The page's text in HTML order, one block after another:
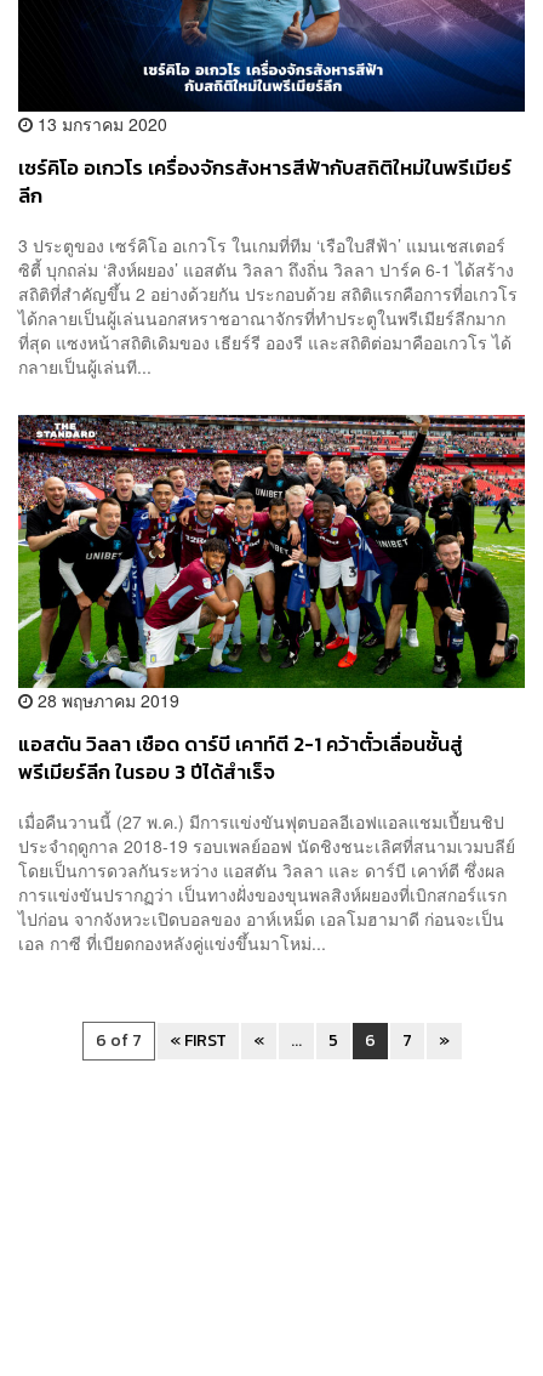
13 มกราคม 2020
เซร์คิโอ อเกวโร เครื่องจักรสังหารสีฟ้ากับสถิติใหม่ในพรีเมียร์
ลีก
3 ประตูของ เซร์คิโอ อเกวโร ในเกมที่ทีม ‘เรือใบสีฟ้า’ แมนเชสเตอร์
ซิตี้ บุกถล่ม ‘สิงห์ผยอง’ แอสตัน วิลลา ถึงถิ่น วิลลา ปาร์ค 6-1 ได้สร้าง
สถิติที่สำคัญขึ้น 2 อย่างด้วยกัน ประกอบด้วย สถิติแรกคือการที่อเกวโร
ได้กลายเป็นผู้เล่นนอกสหราชอาณาจักรที่ทำประตูในพรีเมียร์ลีกมาก
ที่สุด แซงหน้าสถิติเดิมของ เธียร์รี อองรี และสถิติต่อมาคืออเกวโร ได้
กลายเป็นผู้เล่นที...
28 พฤษภาคม 2019
แอสตัน วิลลา เชือด ดาร์บี เคาท์ตี 2-1 คว้าตั๋วเลื่อนชั้นสู่
พรีเมียร์ลีก ในรอบ 3 ปีได้สำเร็จ
เมื่อคืนวานนี้ (27 พ.ค.) มีการแข่งขันฟุตบอลอีเอฟแอลแชมเปี้ยนชิป
ประจำฤดูกาล 2018-19 รอบเพลย์ออฟ นัดชิงชนะเลิศที่สนามเวมบลีย์
โดยเป็นการดวลกันระหว่าง แอสตัน วิลลา และ ดาร์บี เคาท์ตี ซึ่งผล
การแข่งขันปรากฏว่า เป็นทางฝั่งของขุนพลสิงห์ผยองที่เบิกสกอร์แรก
ไปก่อน จากจังหวะเปิดบอลของ อาห์เหม็ด เอลโมฮามาดี ก่อนจะเป็น
เอล กาซี ที่เบียดกองหลังคู่แข่งขึ้นมาโหม่...
6 of 7 « FIRST « ... 5 6 7 »